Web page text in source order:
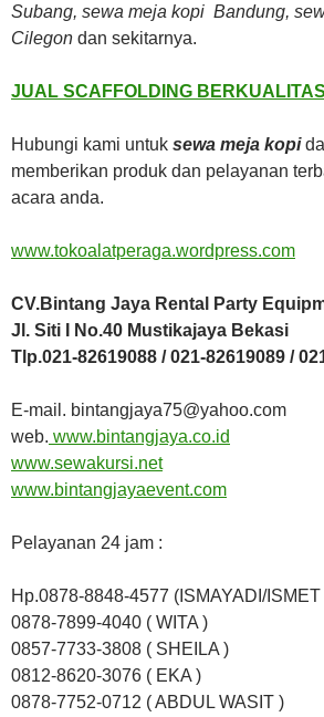
Subang, sewa meja kopi Bandung,
Cilegon dan sekitarnya.
JUAL SCAFFOLDING BERKUALITAS
Hubungi kami untuk sewa meja kopi
memberikan produk dan pelayanan
acara anda.
www.tokoalatperaga.wordpress.com
CV.Bintang Jaya Rental Party
Jl. Siti I No.40 Mustikajaya Bekasi
Tlp.021-82619088 / 021-82619089 /
E-mail. bintangjaya75@yahoo.com
web. www.bintangjaya.co.id
www.sewakursi.net
www.bintangjayaevent.com
Pelayanan 24 jam :
Hp.0878-8848-4577 (ISMAYADI/ISMET
0878-7899-4040 ( WITA )
0857-7733-3808 ( SHEILA )
0812-8620-3076 ( EKA )
0878-7752-0712 ( ABDUL WASIT )